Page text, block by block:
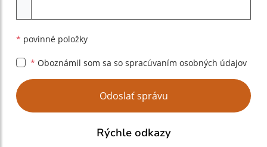
* povinné položky
* Oboznámil som sa so spracúvaním osobných údajov
Google reCaptcha Response
Odoslať správu
Rýchle odkazy